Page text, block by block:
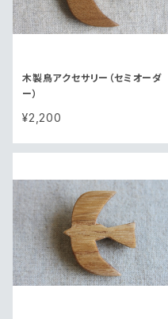
木製鳥アクセサリー（セミオーダ
ー）
¥2,200